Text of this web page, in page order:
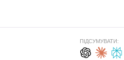
ПІДСУМУВАТИ: